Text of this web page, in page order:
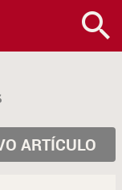
ARTÍCULO